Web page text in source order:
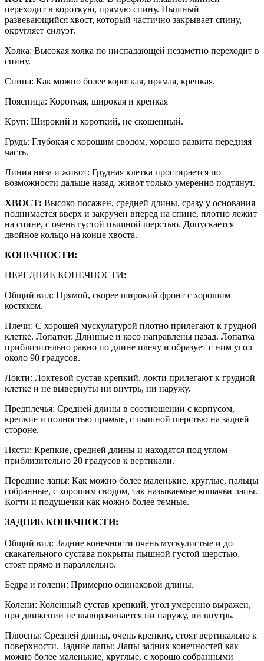
переходит в короткую, прямую спину. Пышный
развевающийся хвост, который частично закрывает спину,
округляет силуэт.
Холка: Высокая холка по ниспадающей незаметно переходит в
спину.
Спина: Как можно более короткая, прямая, крепкая.
Поясница: Короткая, широкая и крепкая
Круп: Широкий и короткий, не скошенный.
Грудь: Глубокая с хорошим сводом, хорошо развита передняя
часть.
Линия низа и живот: Грудная клетка простирается по
возможности дальше назад, живот только умеренно подтянут.
ХВОСТ: Высоко посажен, средней длины, сразу у основания
поднимается вверх и закручен вперед на спине, плотно лежит
на спине, с очень густой пышной шерстью. Допускается
двойное кольцо на конце хвоста.
КОНЕЧНОСТИ:
ПЕРЕДНИЕ КОНЕЧНОСТИ:
Общий вид: Прямой, скорее широкий фронт с хорошим
костяком.
Плечи: С хорошей мускулатурой плотно прилегают к грудной
клетке. Лопатки: Длинные и косо направлены назад. Лопатка
приблизительно равно по длине плечу и образует с ним угол
около 90 градусов.
Локти: Локтевой сустав крепкий, локти прилегают к грудной
клетке и не вывернуты ни внутрь, ни наружу.
Предплечья: Средней длины в соотношении с корпусом,
крепкие и полностью прямые, с пышной шерстью на задней
стороне.
Пясти: Крепкие, средней длины и находятся под углом
приблизительно 20 градусов к вертикали.
Передние лапы: Как можно более маленькие, круглые, пальцы
собранные, с хорошим сводом, так называемые кошачьи лапы.
Когти и подушечки как можно более темные.
ЗАДНИЕ КОНЕЧНОСТИ:
Общий вид: Задние конечности очень мускулистые и до
скакательного сустава покрыты пышной густой шерстью,
стоят прямо и параллельно.
Бедра и голени: Примерно одинаковой длины.
Колени: Коленный сустав крепкий, угол умеренно выражен,
при движении не выворачивается ни наружу, ни внутрь.
Плюсны: Средней длины, очень крепкие, стоят вертикально к
поверхности. Задние лапы: Лапы задних конечностей как
можно более маленькие, круглые, с хорошо собранными